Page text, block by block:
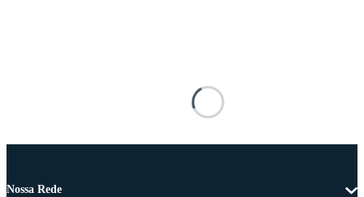
Nossa Rede